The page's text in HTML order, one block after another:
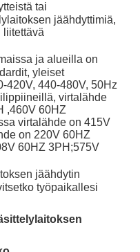
tai
jäähdyttimiä,
liitettävä
ja alueilla on
yleiset
420V, 440-480V, 50Hz
virtalähde
,460V 60HZ
virtalähde on 415V
on 220V 60HZ
60HZ 3PH;575V
jäähdytin
työpaikallesi